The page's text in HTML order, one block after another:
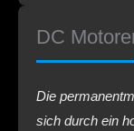
DC
Die
sich durch ein